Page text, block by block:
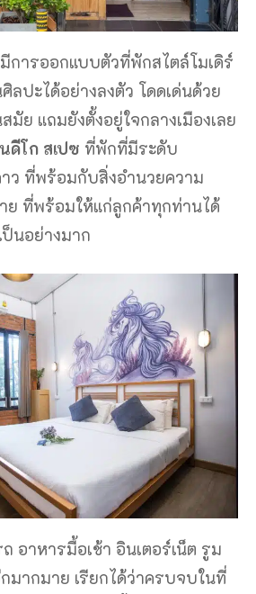
การออกแบบตัวที่พักสไตล์โมเดิร์
ปะได้อย่างลงตัว โดดเด่นด้วย
ย แถมยังตั้งอยู่ใจกลางเมืองเลย
ดีโก สเปซ ที่พักที่มีระดับ
ว ที่พร้อมกับสิ่งอำนวยความ
ย ที่พร้อมให้แก่ลูกค้าทุกท่านได้
นอย่างมาก
อาหารมื้อเช้า อินเตอร์เน็ต รูม
มากมาย เรียกได้ว่าครบจบในที่